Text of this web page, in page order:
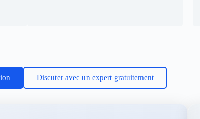
Discuter avec un expert gratuitement